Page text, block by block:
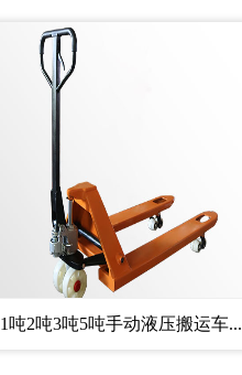
1吨2吨3吨5吨手动液压搬运车...